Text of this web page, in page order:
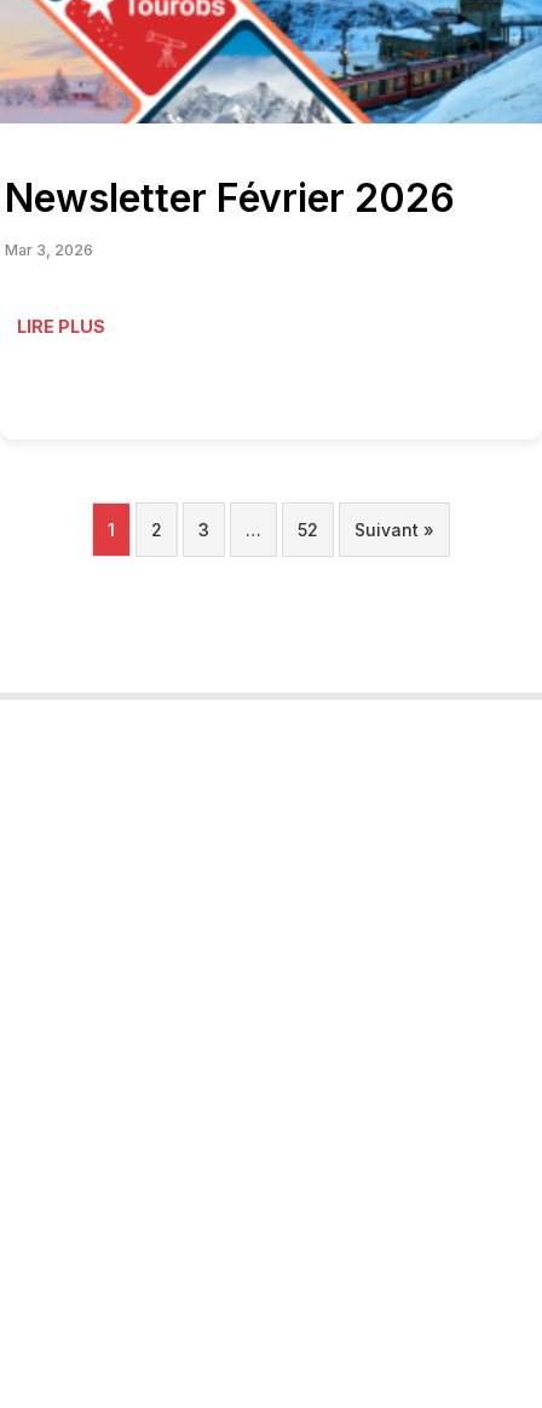
Newsletter Février 2026
Mar 3, 2026
LIRE PLUS
1 2 3 … 52 Suivant »